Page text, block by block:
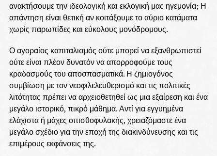
ανακτήσουμε την ιδεολογική και εκλογική μας ηγεμονία; Η
απάντηση είναι θετική αν κοιτάξουμε το αύριο κατάματα
χωρίς παρωπίδες και εύκολους μονόδρομους.
Ο αγοραίος καπιταλισμός ούτε μπορεί να εξανθρωπιστεί
ούτε είναι πλέον δυνατόν να απορροφούμε τους
κραδασμούς του αποσπασματικά. Η ζημιογόνος
συμβίωση με τον νεοφιλελευθερισμό και τις πολιτικές
λιτότητας πρέπει να αρχειοθετηθεί ως μια εξαίρεση και ένα
μεγάλο ιστορικό, πικρό μάθημα. Αντί για εγγυημένα
ελάχιστα ή μάχες οπισθοφυλακής, χρειαζόμαστε ένα
μεγάλο σχέδιο για την εποχή της διακινδύνευσης και τις
επιμέρους εκφάνσεις της.